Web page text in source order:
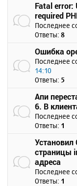
Fatal error:
required
Последнее
Ответы: 8
Ошибка
Последнее
14:10
Ответы: 5
Апи
6. В
Последнее
Ответы: 1
страницы
адреса
Последнее
Ответы: 1